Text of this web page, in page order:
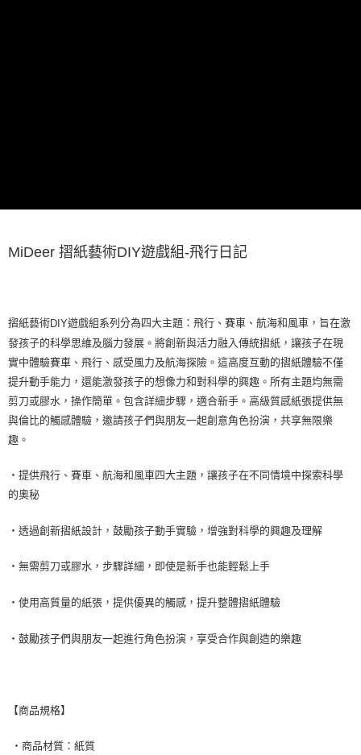
MiDeer 摺紙藝術DIY遊戲組-飛行日記
摺紙藝術DIY遊戲組系列分為四大主題：飛行、賽車、航海和風車，旨在激
發孩子的科學思維及腦力發展。將創新與活力融入傳統摺紙，讓孩子在現
實中體驗賽車、飛行、感受風力及航海探險。這高度互動的摺紙體驗不僅
提升動手能力，還能激發孩子的想像力和對科學的興趣。所有主題均無需
剪刀或膠水，操作簡單。包含詳細步驟，適合新手。高級質感紙張提供無
與倫比的觸感體驗，邀請孩子們與朋友一起創意角色扮演，共享無限樂
趣。
・提供飛行、賽車、航海和風車四大主題，讓孩子在不同情境中探索科學
的奧秘
・透過創新摺紙設計，鼓勵孩子動手實驗，增強對科學的興趣及理解
・無需剪刀或膠水，步驟詳細，即使是新手也能輕鬆上手
・使用高質量的紙張，提供優異的觸感，提升整體摺紙體驗
・鼓勵孩子們與朋友一起進行角色扮演，享受合作與創造的樂趣
【商品規格】
‧商品材質：紙質